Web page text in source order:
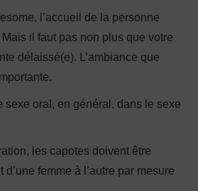
l’accueil de la personne
il faut pas non plus que votre
délaissé(e). L’ambiance que
sexe oral, en général, dans le sexe
les capotes doivent être
femme à l’autre par mesure